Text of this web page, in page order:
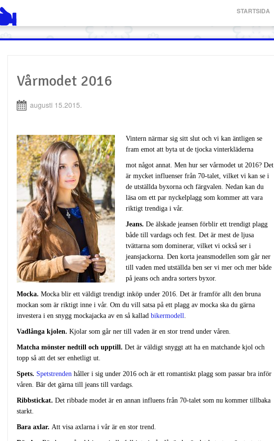
STARTSIDA
Vårmodet 2016
augusti 15.2015.
Vintern närmar sig sitt slut och vi kan äntligen se
fram emot att byta ut de tjocka vinterkläderna
mot något annat. Men hur ser vårmodet ut 2016? Det
är mycket influenser från 70-talet, vilket vi kan se i
de utställda byxorna och färgvalen. Nedan kan du
läsa om ett par nyckelplagg som kommer att vara
riktigt trendiga i vår.
Jeans.De älskade jeansen förblir ett trendigt plagg
både till vardags och fest. Det är mest de ljusa
tvättarna som dominerar, vilket vi också ser i
jeansjackorna. Den korta jeansmodellen som går ner
till vaden med utställda ben ser vi mer och mer både
på jeans och andra sorters byxor.
Mocka.Mocka blir ett väldigt trendigt inköp under 2016. Det är framför allt den bruna
mockan som är riktigt inne i vår. Om du vill satsa på ett plagg av mocka ska du gärna
investera i en snygg mockajacka av en så kalladbikermodell.
Vadlånga kjolen.Kjolar som går ner till vaden är en stor trend under våren.
Matcha mönster nedtill och upptill. Det är väldigt snyggt att ha en matchande kjol och
topp så att det ser enhetligt ut.
Spets. Spetstrenden håller i sig under 2016 och är ett romantiskt plagg som passar bra inför
våren. Bär det gärna till jeans till vardags.
Ribbstickat.Det ribbade modet är en annan influens från 70-talet som nu kommer tillbaka
starkt.
Bara axlar.Att visa axlarna i vår är en stor trend.